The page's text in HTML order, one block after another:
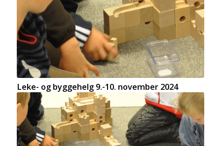
Leke- og byggehelg 9.-10. november 2024